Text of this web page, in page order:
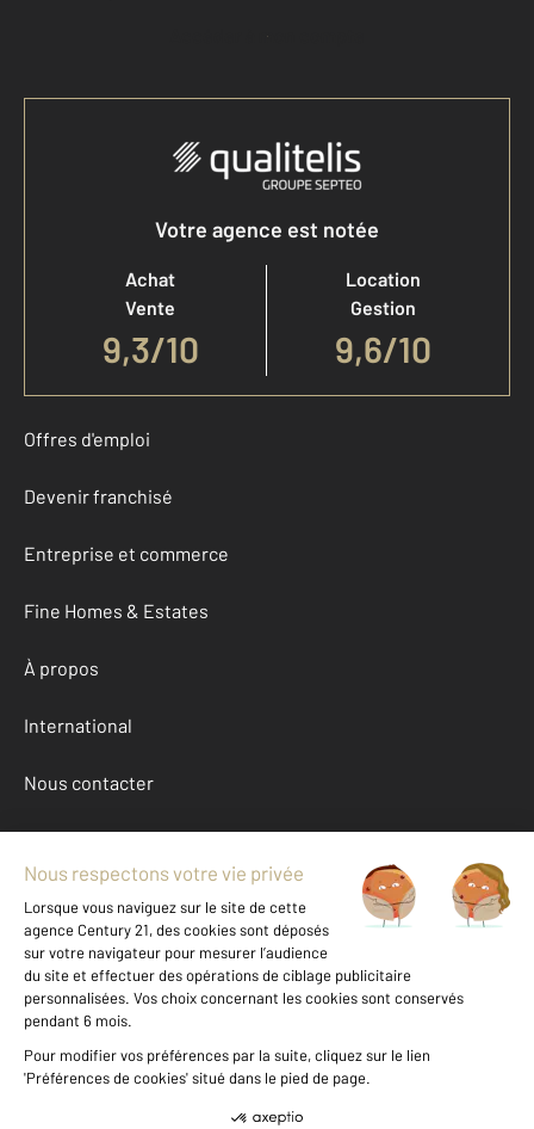
Accéder à mon compte
Votre agence est notée
Achat
Vente
9,3/10
Location
Gestion
9,6/10
Offres d'emploi
Devenir franchisé
Entreprise et commerce
Fine Homes & Estates
À propos
International
Nous contacter
Mentions légales & CGU et Barèmes d'honoraires
Données personnelles
Gestionnaire des cookies
Achat maison autour de CERET (66400)